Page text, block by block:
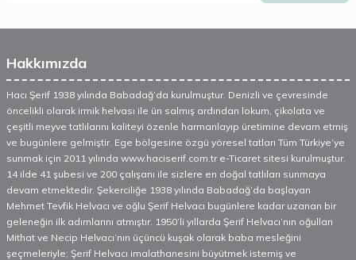
Hakkımızda
Hacı Şerif 1938 yılında Babadağ’da kurulmuştur. Denizli ve çevresinde
öncelikli olarak irmik helvası ile ün salmış ardından lokum, çikolata ve
çeşitli meyve tatlılarını kaliteyi özenle harmanlayıp üretimine devam etmiş
ve bugünlere gelmiştir. Ege bölgesine özgü yöresel tatları Tüm Türkiye’ye
sunmak için 2011 yılında www.haciserif.com.tr e-Ticaret sitesi kurulmuştur.
14 ilde 41 şubesi ve 200 çalışanı ile sizlere en doğal tatlıları sunmaya
devam etmektedir. Şekerciliğe 1938 yılında Babadağ’da başlayan
Mehmet Tevfik Helvacı ve oğlu Şerif Helvacı bugünlere kadar uzanan bir
geleneğin ilk adımlarını atmıştır. 1950’li yıllarda Şerif Helvacı’nın oğulları
Mithat ve Necip Helvacı’nın üçüncü kuşak olarak baba mesleğini
şeçmeleriyle; Şerif Helvacı imalathanesini büyütmek istemiş ve